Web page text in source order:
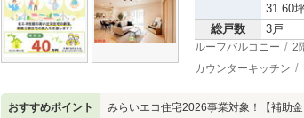
31.60坪
総戸数
3戸
ルーフバルコニー 2
カウンターキッチン
おすすめポイント みらいエコ住宅2026事業対象！【補助